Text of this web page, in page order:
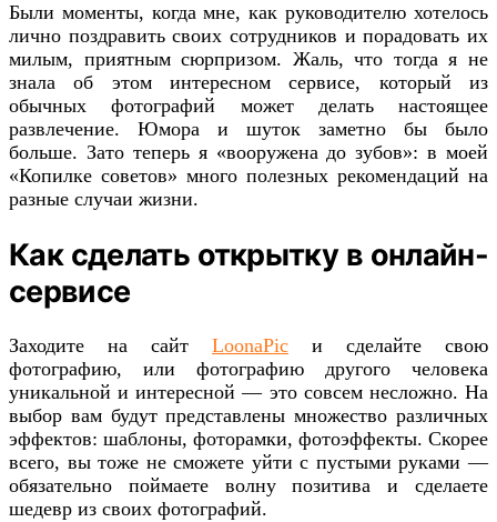
Были моменты, когда мне, как руководителю хотелось
лично поздравить своих сотрудников и порадовать их
милым, приятным сюрпризом. Жаль, что тогда я не
знала об этом интересном сервисе, который из
обычных фотографий может делать настоящее
развлечение. Юмора и шуток заметно бы было
больше. Зато теперь я «вооружена до зубов»: в моей
«Копилке советов» много полезных рекомендаций на
разные случаи жизни.
Как сделать открытку в онлайн-
сервисе
Заходите на сайт LoonaPic и сделайте свою
фотографию, или фотографию другого человека
уникальной и интересной — это совсем несложно. На
выбор вам будут представлены множество различных
эффектов: шаблоны, фоторамки, фотоэффекты. Скорее
всего, вы тоже не сможете уйти с пустыми руками —
обязательно поймаете волну позитива и сделаете
шедевр из своих фотографий.